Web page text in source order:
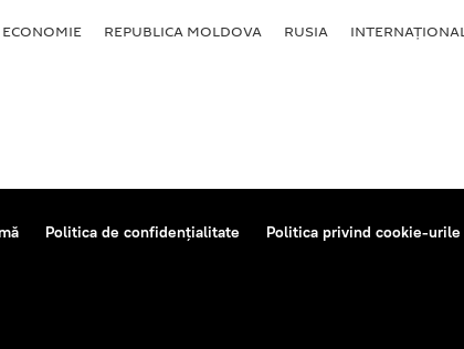
ECONOMIE REPUBLICA MOLDOVA RUSIA INTERNAȚIONAL
Politica de confidențialitate Politica privind cookie-urile